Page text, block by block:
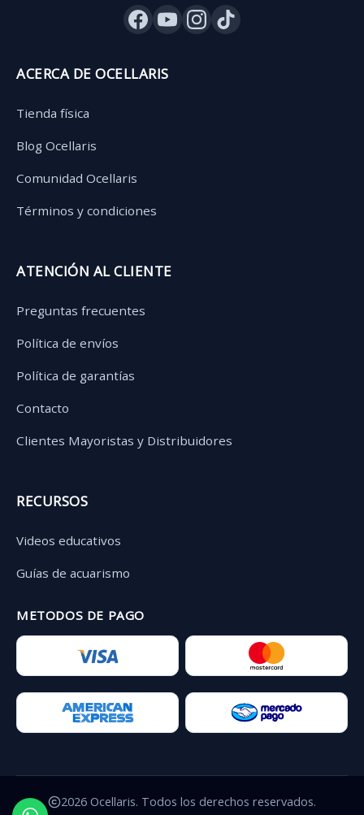
ACERCA DE OCELLARIS
Tienda física
Blog Ocellaris
Comunidad Ocellaris
Términos y condiciones
ATENCIÓN AL CLIENTE
Preguntas frecuentes
Política de envíos
Política de garantías
Contacto
Clientes Mayoristas y Distribuidores
RECURSOS
Videos educativos
Guías de acuarismo
METODOS DE PAGO
2026 Ocellaris. Todos los derechos reservados.